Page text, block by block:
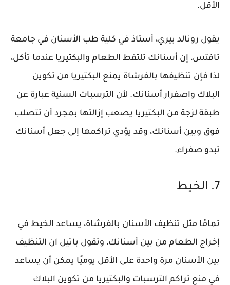
الأقل.
يقول رونالد بيري، أستاذ في كلية طب الأسنان في جامعة
تافتس، إن أسنانك تلتقط الطعام والبكتيريا عندما تأكل،
لذا فإن تنظيفها بالفرشاة يمنع البكتيريا من تكوين
البلاك واصفرار أسنانك. لأن الترسبات السنية عبارة عن
طبقة لزجة من البكتيريا يصعب إزالتها بمجرد أن تتصلب
فوق وبين أسنانك، وقد يؤدي تراكمها إلى جعل أسنانك
تبدو صفراء.
7. الخيط
تمامًا مثل تنظيف الأسنان بالفرشاة، يساعد الخيط في
إخراج الطعام من بين أسنانك، وتقول باتيل ان التنظيف
بين الأسنان مرة واحدة على الأقل يوميًا يمكن أن يساعد
في منع تراكم الترسبات والبكتيريا من تكوين البلاك